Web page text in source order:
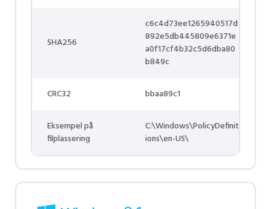
SHA256
c6c4d73ee1265940517d
892e5db445809e6371e
a0f17cf4b32c5d6dba80
b849c
CRC32 bbaa89c1
Eksempel på
filplassering
C:\Windows\PolicyDefinit
ions\en-US\